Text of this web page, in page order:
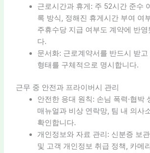
근로시간과 휴게: 주 52시간 준수
록 방식, 정해진 휴게시간 부여 여
주휴수당 지급 여부도 계약에 반영
다.
문서화: 근로계약서를 반드시 받고
형태를 구체적으로 명시합니다.
근무 중 안전과 프라이버시 관리
안전한 응대 원칙: 손님 폭력·협박
매뉴얼과 비상 연락망, 팀 내 의사
확인합니다.
개인정보와 자료 관리: 신분증 보
및 고객 개인정보 취급 정책, 카메